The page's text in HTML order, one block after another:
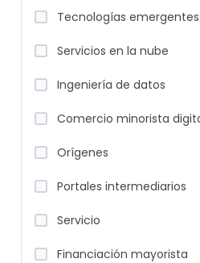
Tecnologías emergentes
Servicios en la nube
Ingeniería de datos
Comercio minorista
Orígenes
Portales intermediarios
Servicio
Financiación mayorista